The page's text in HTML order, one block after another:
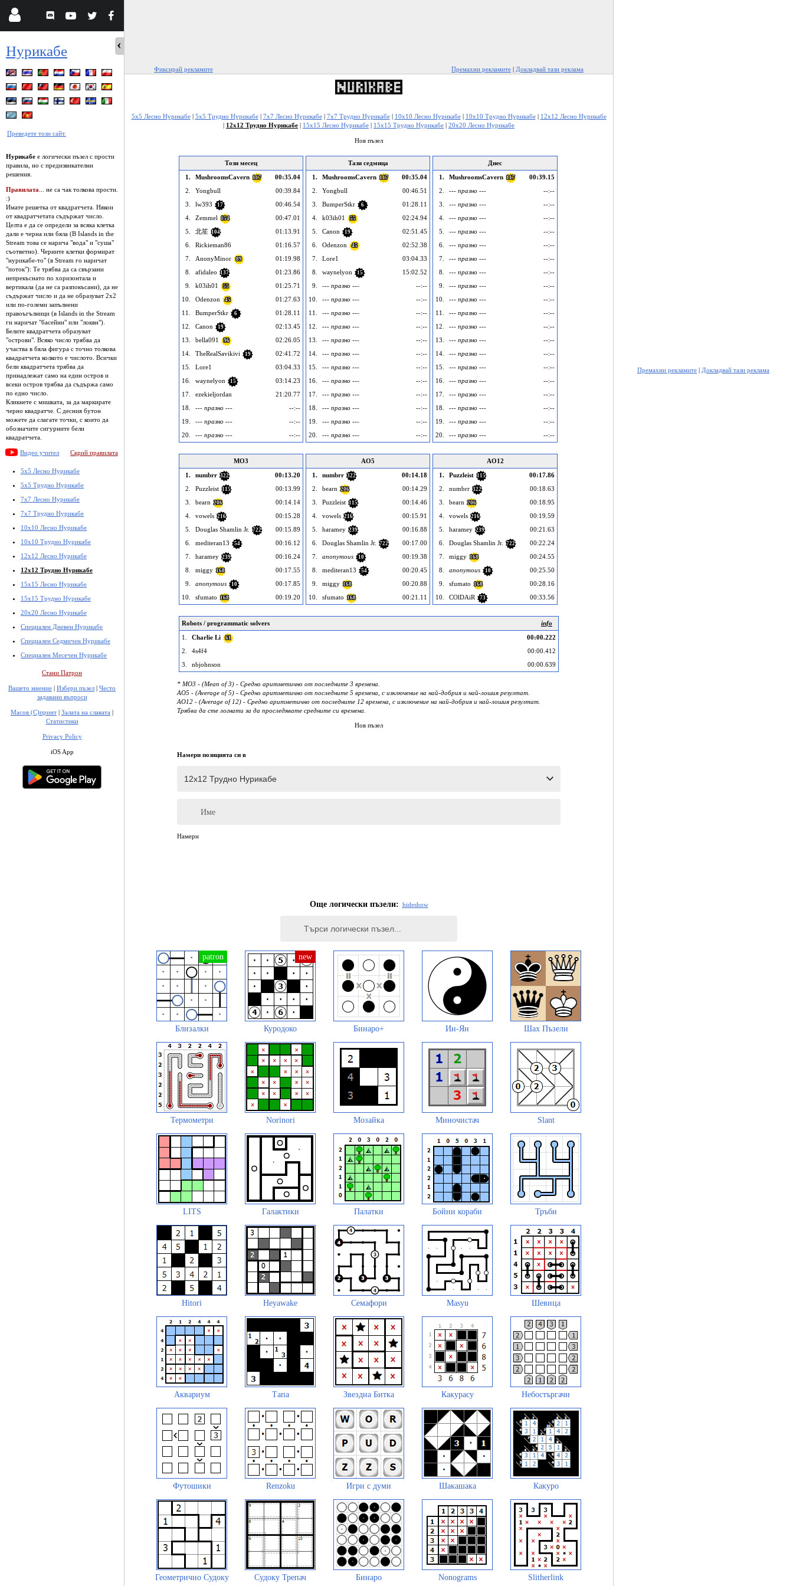
Нурикабе
Преведете този сайт.
Нурикабе е логически пъзел с прости
правила, но с предизвикателни
решения.
Правилата ... не са чак толкова прости.
:)
Имате решетка от квадратчета. Някои
от квадратчетата съдържат число.
Целта е да се определи за всяка клетка
дали е черна или бяла (В Islands in the
Stream това се нарича "вода" и "суша"
съответно). Черните клетки формират
"нурикабе-то" (в Stream го наричат
"поток"): Те трябва да са свързани
непрекъснато по хоризонтала и
вертикала (да не са разпокъсани), да не
съдържат число и да не образуват 2x2
или по-големи запълнени
правоъгълници (в Islands in the Stream
ги наричат "басейни" или "локви").
Белите квадратчета образуват
"острови". Всяко число трябва да
участва в бяла фигура с точно толкова
квадратчета колкото е числото. Всички
бели квадратчета трябва да
принадлежат само на един остров и
всеки остров трябва да съдържа само
по едно число.
Кликнете с мишката, за да маркирате
черно квадратче. С десния бутон
можете да слагате точки, с които да
обозначите сигурните бели
квадратчета.
Видео учител Скрий правилата
5x5 Лесно Нурикабе
5x5 Трудно Нурикабе
7x7 Лесно Нурикабе
7x7 Трудно Нурикабе
10x10 Лесно Нурикабе
10x10 Трудно Нурикабе
12x12 Лесно Нурикабе
12x12 Трудно Нурикабе
15x15 Лесно Нурикабе
15x15 Трудно Нурикабе
20x20 Лесно Нурикабе
Специален Дневен Нурикабе
Специален Седмичен Нурикабе
Специален Месечен Нурикабе
Стани Патрон
Вашето мнение | Избери пъзел | Често
задавани въпроси
Масов (С)принт | Залата на славата |
Статистики
Privacy Policy
iOS App
Фиксирай рекламите Премахни рекламите | Докладвай тази реклама
5x5 Лесно Нурикабе| 5x5 Трудно Нурикабе| 7x7 Лесно Нурикабе| 7x7 Трудно Нурикабе| 10x10 Лесно Нурикабе| 10x10 Трудно Нурикабе| 12x12 Лесно Нурикабе
| 12x12 Трудно Нурикабе | 15x15 Лесно Нурикабе | 15x15 Трудно Нурикабе | 20x20 Лесно Нурикабе
Нов пъзел
Този месец
1.
MushroomsCavern 117
00:35.04
2.
Yongbull
00:39.84
3.
lw393 17
00:46.54
4.
Zemmel 154
00:47.01
5.
北笙 104
01:13.91
6.
Rickieman86
01:16.57
7.
AnonyMinor 89
01:19.98
8.
afidaleo 137
01:23.86
9.
k03ih01 55
01:25.71
10.
Odenzon 45
01:27.63
11.
BumperStkr 6
01:28.11
12.
Canon 19
02:13.45
13.
bella091 96
02:26.05
14.
TheRealSavikivi 19
02:41.72
15.
Lore1
03:04.33
16.
waynelyon 15
03:14.23
17.
ezekieljordan
21:20.77
18.
--- празно ---
--:--
19.
--- празно ---
--:--
20.
--- празно --- --:--
Тази седмица
1.
MushroomsCavern 117
00:35.04
2.
Yongbull
00:46.51
3.
BumperStkr 6
01:28.11
4.
k03ih01 55
02:24.94
5.
Canon 19
02:51.45
6.
Odenzon 45
02:52.38
7.
Lore1
03:04.33
8.
waynelyon 15
15:02.52
9.
--- празно ---
--:--
10.
--- празно ---
--:--
11.
--- празно ---
--:--
12.
--- празно ---
--:--
13.
--- празно ---
--:--
14.
--- празно ---
--:--
15.
--- празно ---
--:--
16.
--- празно ---
--:--
17.
--- празно ---
--:--
18.
--- празно ---
--:--
19.
--- празно ---
--:--
20.
--- празно --- --:--
Днес
1.
MushroomsCavern 117
00:39.15
2.
--- празно ---
--:--
3.
--- празно ---
--:--
4.
--- празно ---
--:--
5.
--- празно ---
--:--
6.
--- празно ---
--:--
7.
--- празно ---
--:--
8.
--- празно ---
--:--
9.
--- празно ---
--:--
10.
--- празно ---
--:--
11.
--- празно ---
--:--
12.
--- празно ---
--:--
13.
--- празно ---
--:--
14.
--- празно ---
--:--
15.
--- празно ---
--:--
16.
--- празно ---
--:--
17.
--- празно ---
--:--
18.
--- празно ---
--:--
19.
--- празно ---
--:--
20.
--- празно --- --:--
MO3
1.
numbrr 322
00:13.20
2.
Puzzleist 115
00:13.99
3.
bearn 206
00:14.14
4.
vowels 216
00:15.28
5.
Douglas Shamlin Jr. 722
00:15.89
6.
mediteran13 54
00:16.12
7.
haramey 239
00:16.24
8.
miggy 168
00:17.55
9.
anonymous 10
00:17.85
10.
sfumato 168 00:19.20
AO5
1.
numbrr 322
00:14.18
2.
bearn 206
00:14.29
3.
Puzzleist 115
00:14.46
4.
vowels 216
00:15.91
5.
haramey 239
00:16.88
6.
Douglas Shamlin Jr. 722
00:17.00
7.
anonymous 10
00:19.38
8.
mediteran13 54
00:20.45
9.
miggy 168
00:20.88
10.
sfumato 168 00:21.11
AO12
1.
Puzzleist 115
00:17.86
2.
numbrr 322
00:18.63
3.
bearn 206
00:18.95
4.
vowels 216
00:19.59
5.
haramey 239
00:21.63
6.
Douglas Shamlin Jr. 722
00:22.24
7.
miggy 168
00:24.55
8.
anonymous 10
00:25.50
9.
sfumato 168
00:28.16
10.
COlDAiR 73 00:33.56
Robots / programmatic solvers
info
1.
Charlie Li 61
00:00.222
2.
4s4f4
00:00.412
3.
nbjohnson 00:00.639
* MO3 - (Mean of 3) - Средно аритметично от последните 3 времена.
AO5 - (Average of 5) - Средно аритметично от последните 5 времена, с изключение на най-добрия и най-лошия резултат.
AO12 - (Average of 12) - Средно аритметично от последните 12 времена, с изключение на най-добрия и най-лошия резултат.
Трябва да сте логнати за да проследявате средните си времена.
Нов пъзел
Намери позицията си в
Име
Намери
Още логически пъзели: hideshow
Близалки Куродоко Бинаро+ Ин-Ян Шах Пъзели
Термометри Norinori Мозайка Миночистач Slant
LITS Галактики Палатки Бойни кораби Тръби
Hitori Heyawake Семафори Masyu Шевица
Аквариум Тапа Звездна Битка Какурасу Небостъргачи
Футошики Renzoku Игри с думи Шакашака Какуро
Геометрично Судоку Судоку Трепач Бинаро Nonograms Slitherlink
Премахни рекламите | Докладвай тази реклама